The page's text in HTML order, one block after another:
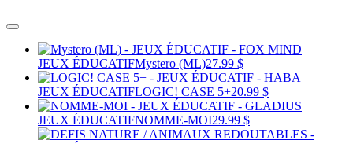
JEUX ÉDUCATIFMystero (ML)27.99 $
JEUX ÉDUCATIFLOGIC! CASE 5+20.99 $
JEUX ÉDUCATIFNOMME-MOI29.99 $